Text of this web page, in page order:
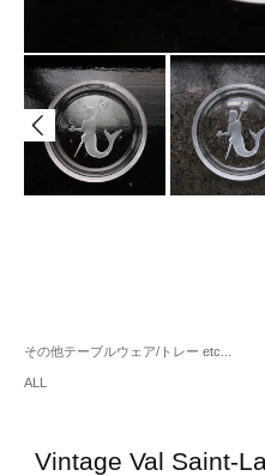
その他テーブルウェア/トレー etc...
ALL
Vintage Val Saint-